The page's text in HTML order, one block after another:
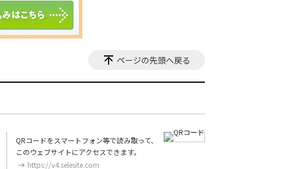
ページの先頭へ戻る
QRコードをスマートフォン等で読み取って、
このウェブサイトにアクセスできます。
https://v4.selesite.com